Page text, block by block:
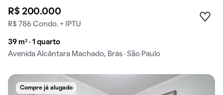
R$ 200.000
R$ 786 Condo. + IPTU
39 m² · 1 quarto
Avenida Alcântara Machado, Brás · São Paulo
Compre já alugado